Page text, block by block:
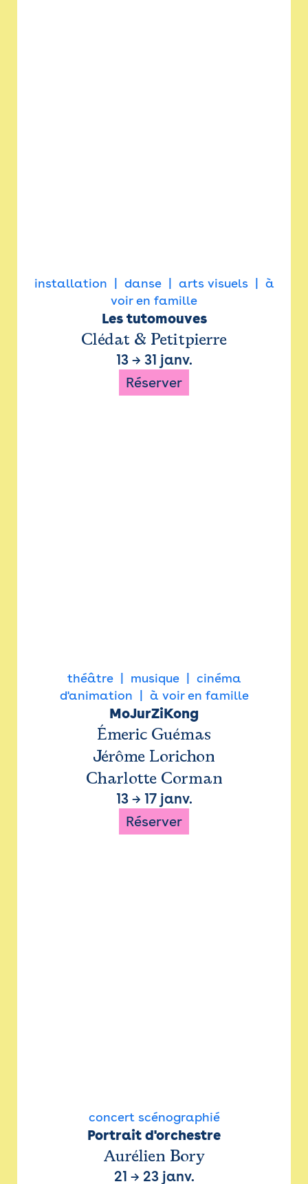
installation danse arts visuels
à
voir en famille
Les tutomouves
Clédat & Petitpierre
13→ 31 janv.
Réserver
théâtre musique
cinéma
d'animation
à voir en famille
MoJurZiKong
Émeric Guémas
Jérôme Lorichon
Charlotte Corman
13→ 17 janv.
Réserver
concert scénographié
Portrait d'orchestre
Aurélien Bory
21 → 23 janv.